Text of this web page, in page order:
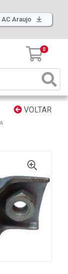
AC Araujo
0
VOLTAR